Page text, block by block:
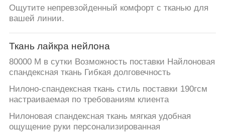
Ощутите непревзойденный комфорт с тканью для
вашей линии.
Ткань лайкра нейлона
80000 М в сутки Возможность поставки Найлоновая
спандексная ткань Гибкая долговечность
Нилоно-спандексная ткань стиль поставки 190гсм
настраиваемая по требованиям клиента
Нилоновая спандексная ткань мягкая удобная
ощущение руки персонализированная